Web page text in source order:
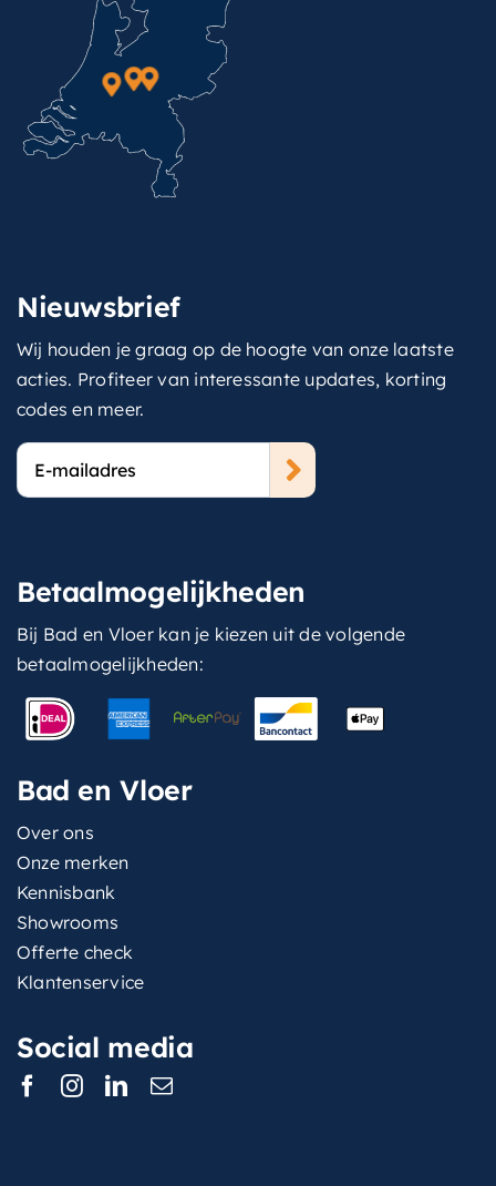
Nieuwsbrief
Wij houden je graag op de hoogte van onze laatste
acties. Profiteer van interessante updates, korting
codes en meer.
E-
mailadres
Betaalmogelijkheden
Bij Bad en Vloer kan je kiezen uit de volgende
betaalmogelijkheden:
Bad en Vloer
Over ons
Onze merken
Kennisbank
Showrooms
Offerte check
Klantenservice
Social media